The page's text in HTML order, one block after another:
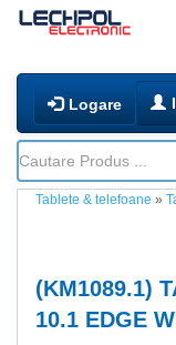
Logare
Tablete & telefoane »
(KM1089.1)
10.1 EDGE